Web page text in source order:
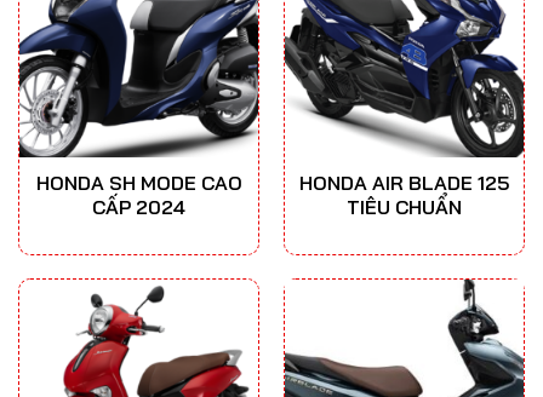
HONDA SH MODE CAO
CẤP 2024
HONDA AIR BLADE 125
TIÊU CHUẨN